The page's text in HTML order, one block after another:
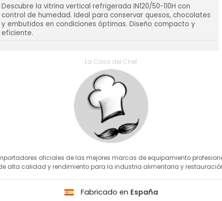
Descubre la vitrina vertical refrigerada IN120/50-110H con
control de humedad. Ideal para conservar quesos, chocolates
y embutidos en condiciones óptimas. Diseño compacto y
eficiente.
La Casa del Chef
oficiales de las mejores marcas de equipamiento
alta calidad y rendimiento para la industria alimentaria y
Fabricado en España